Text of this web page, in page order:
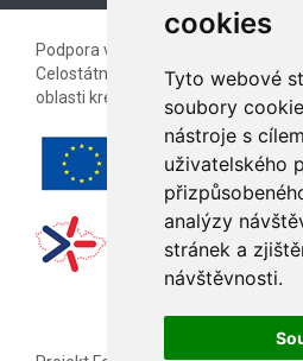
cookies
Tyto webové
soubory
nástroje s
uživatelského
analýzy
stránek a
návštěvnosti.
Podpora vzájemné spolupráce
Celostátní galerie kreativců a
oblasti kreativních inovací.